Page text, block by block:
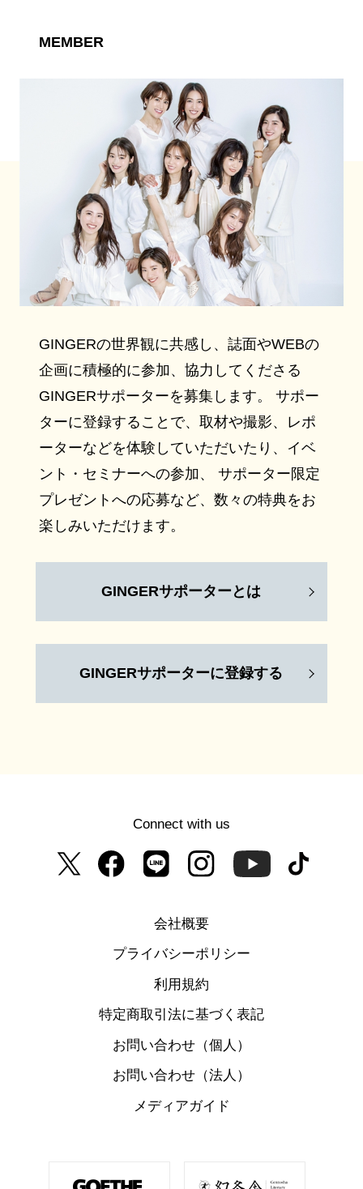
MEMBER
GINGERの世界観に共感し、誌面やWEBの
企画に積極的に参加、協力してくださる
GINGERサポーターを募集します。 サポー
ターに登録することで、取材や撮影、レポ
ーターなどを体験していただいたり、イベ
ント・セミナーへの参加、 サポーター限定
プレゼントへの応募など、数々の特典をお
楽しみいただけます。
GINGERサポーターとは
GINGERサポーターに登録する
Connect with us
会社概要
プライバシーポリシー
利用規約
特定商取引法に基づく表記
お問い合わせ（個人）
お問い合わせ（法人）
メディアガイド